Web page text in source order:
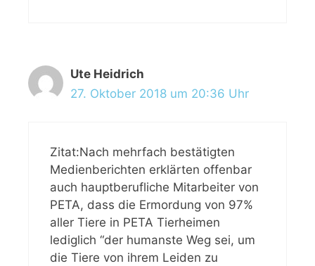
Ute Heidrich
27. Oktober 2018 um 20:36 Uhr
Zitat:Nach mehrfach bestätigten
Medienberichten erklärten offenbar
auch hauptberufliche Mitarbeiter von
PETA, dass die Ermordung von 97%
aller Tiere in PETA Tierheimen
lediglich “der humanste Weg sei, um
die Tiere von ihrem Leiden zu